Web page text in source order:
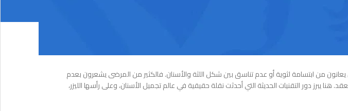
يعانون من ابتسامة لثوية أو عدم تناسق بين شكل اللثة والأسنان. فالكثير من المرضى يشعرون بعدم
دور التقنيات الحديثة التي أحدثت نقلة حقيقية في عالم تجميل الأسنان، وعلى رأسها الليزر،